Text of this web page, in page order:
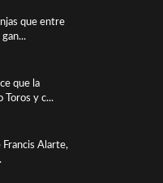
que entre
que la
Toros y c...
Francis Alarte,